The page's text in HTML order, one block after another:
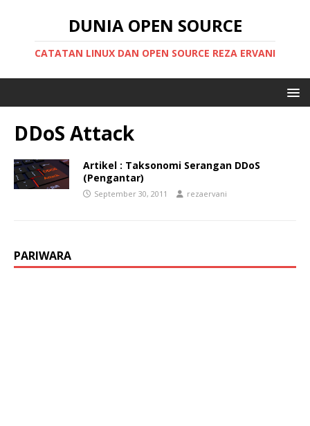
DUNIA OPEN SOURCE
CATATAN LINUX DAN OPEN SOURCE REZA ERVANI
DDoS Attack
Artikel : Taksonomi Serangan DDoS
(Pengantar)
September 30, 2011 rezaervani
PARIWARA